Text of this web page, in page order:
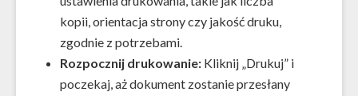
kopii, orientacja strony czy jakość druku,
zgodnie z potrzebami.
Rozpocznij drukowanie: Kliknij „Drukuj” i
poczekaj, aż dokument zostanie przesłany